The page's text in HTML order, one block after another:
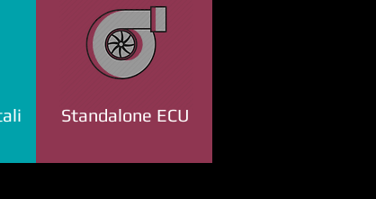
Standalone ECU